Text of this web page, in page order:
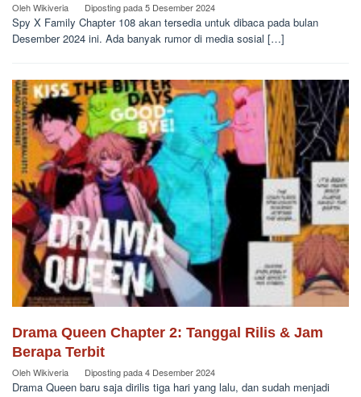
OlehWikiveria Diposting pada5 Desember 2024
Spy X Family Chapter 108 akan tersedia untuk dibaca pada bulan
Desember 2024 ini. Ada banyak rumor di media sosial […]
Drama Queen Chapter 2: Tanggal Rilis & Jam
Berapa Terbit
OlehWikiveria Diposting pada4 Desember 2024
Drama Queen baru saja dirilis tiga hari yang lalu, dan sudah menjadi